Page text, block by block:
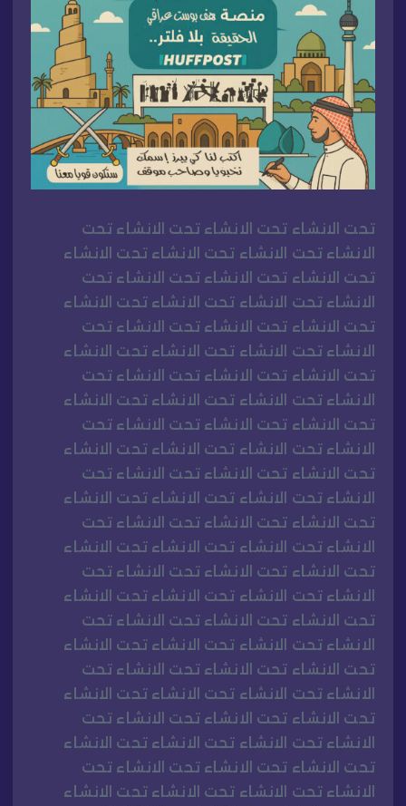
تحت الانشاء تحت الانشاء تحت الانشاء تحت
الانشاء تحت الانشاء تحت الانشاء تحت الانشاء
تحت الانشاء تحت الانشاء تحت الانشاء تحت
الانشاء تحت الانشاء تحت الانشاء تحت الانشاء
تحت الانشاء تحت الانشاء تحت الانشاء تحت
الانشاء تحت الانشاء تحت الانشاء تحت الانشاء
تحت الانشاء تحت الانشاء تحت الانشاء تحت
الانشاء تحت الانشاء تحت الانشاء تحت الانشاء
تحت الانشاء تحت الانشاء تحت الانشاء تحت
الانشاء تحت الانشاء تحت الانشاء تحت الانشاء
تحت الانشاء تحت الانشاء تحت الانشاء تحت
الانشاء تحت الانشاء تحت الانشاء تحت الانشاء
تحت الانشاء تحت الانشاء تحت الانشاء تحت
الانشاء تحت الانشاء تحت الانشاء تحت الانشاء
تحت الانشاء تحت الانشاء تحت الانشاء تحت
الانشاء تحت الانشاء تحت الانشاء تحت الانشاء
تحت الانشاء تحت الانشاء تحت الانشاء تحت
الانشاء تحت الانشاء تحت الانشاء تحت الانشاء
تحت الانشاء تحت الانشاء تحت الانشاء تحت
الانشاء تحت الانشاء تحت الانشاء تحت الانشاء
تحت الانشاء تحت الانشاء تحت الانشاء تحت
الانشاء تحت الانشاء تحت الانشاء تحت الانشاء
تحت الانشاء تحت الانشاء تحت الانشاء تحت
الانشاء تحت الانشاء تحت الانشاء تحت الانشاء